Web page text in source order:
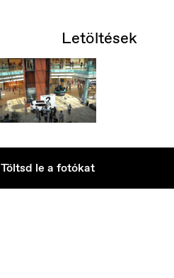
Letöltések
Töltsd le a fotókat